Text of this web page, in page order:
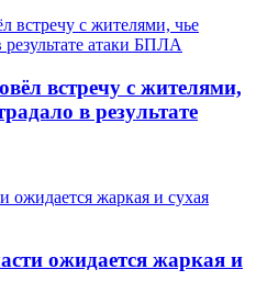
встречу с жителями,
в результате
ожидается жаркая и